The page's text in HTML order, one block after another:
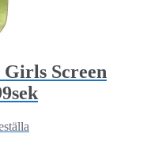
Girls Screen